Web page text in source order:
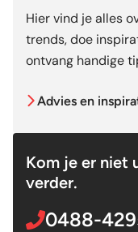
Hier vind je alles
trends, doe
ontvang handige
Advies en
Kom je er niet
verder.
0488-